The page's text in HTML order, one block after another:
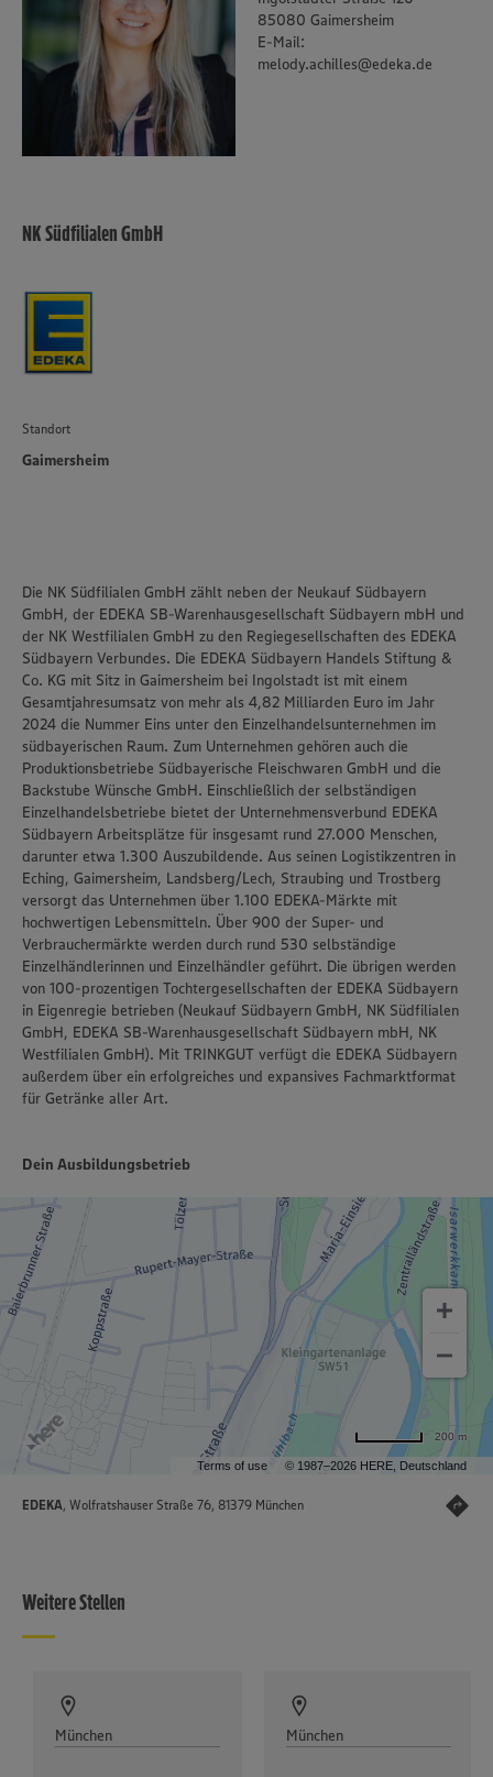
Policy unter den Stichworten „YouTube” und „Vimeo”.
85080 Gaimersheim
E-Mail:
melody.achilles@edeka.de
NK Südfilialen GmbH
Standort
Gaimersheim
Die NK Südfilialen GmbH zählt neben der Neukauf Südbayern
GmbH, der EDEKA SB-Warenhausgesellschaft Südbayern mbH und
der NK Westfilialen GmbH zu den Regiegesellschaften des EDEKA
Südbayern Verbundes. Die EDEKA Südbayern Handels Stiftung &
Co. KG mit Sitz in Gaimersheim bei Ingolstadt ist mit einem
Gesamtjahresumsatz von mehr als 4,82 Milliarden Euro im Jahr
2024 die Nummer Eins unter den Einzelhandelsunternehmen im
südbayerischen Raum. Zum Unternehmen gehören auch die
Produktionsbetriebe Südbayerische Fleischwaren GmbH und die
Backstube Wünsche GmbH. Einschließlich der selbständigen
Einzelhandelsbetriebe bietet der Unternehmensverbund EDEKA
Südbayern Arbeitsplätze für insgesamt rund 27.000 Menschen,
darunter etwa 1.300 Auszubildende. Aus seinen Logistikzentren in
Eching, Gaimersheim, Landsberg/Lech, Straubing und Trostberg
versorgt das Unternehmen über 1.100 EDEKA-Märkte mit
hochwertigen Lebensmitteln. Über 900 der Super- und
Verbrauchermärkte werden durch rund 530 selbständige
Einzelhändlerinnen und Einzelhändler geführt. Die übrigen werden
von 100-prozentigen Tochtergesellschaften der EDEKA Südbayern
in Eigenregie betrieben (Neukauf Südbayern GmbH, NK Südfilialen
GmbH, EDEKA SB-Warenhausgesellschaft Südbayern mbH, NK
Westfilialen GmbH). Mit TRINKGUT verfügt die EDEKA Südbayern
außerdem über ein erfolgreiches und expansives Fachmarktformat
für Getränke aller Art.
Dein Ausbildungsbetrieb
Terms of use © 1987–2026 HERE, Deutschland
200 m
EDEKA, Wolfratshauser Straße 76, 81379 München
Weitere Stellen
München München